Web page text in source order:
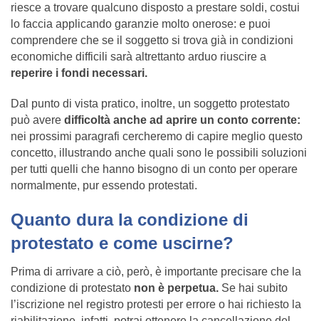
riesce a trovare qualcuno disposto a prestare soldi, costui
lo faccia applicando garanzie molto onerose: e puoi
comprendere che se il soggetto si trova già in condizioni
economiche difficili sarà altrettanto arduo riuscire a
reperire i fondi necessari.
Dal punto di vista pratico, inoltre, un soggetto protestato
può avere difficoltà anche ad aprire un conto corrente:
nei prossimi paragrafi cercheremo di capire meglio questo
concetto, illustrando anche quali sono le possibili soluzioni
per tutti quelli che hanno bisogno di un conto per operare
normalmente, pur essendo protestati.
Quanto dura la condizione di
protestato e come uscirne?
Prima di arrivare a ciò, però, è importante precisare che la
condizione di protestato non è perpetua. Se hai subito
l’iscrizione nel registro protesti per errore o hai richiesto la